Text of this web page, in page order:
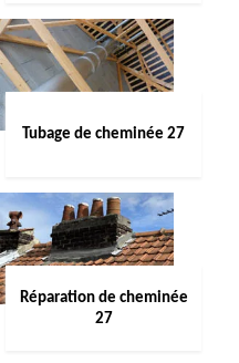
Tubage de cheminée 27
Réparation de cheminée
27